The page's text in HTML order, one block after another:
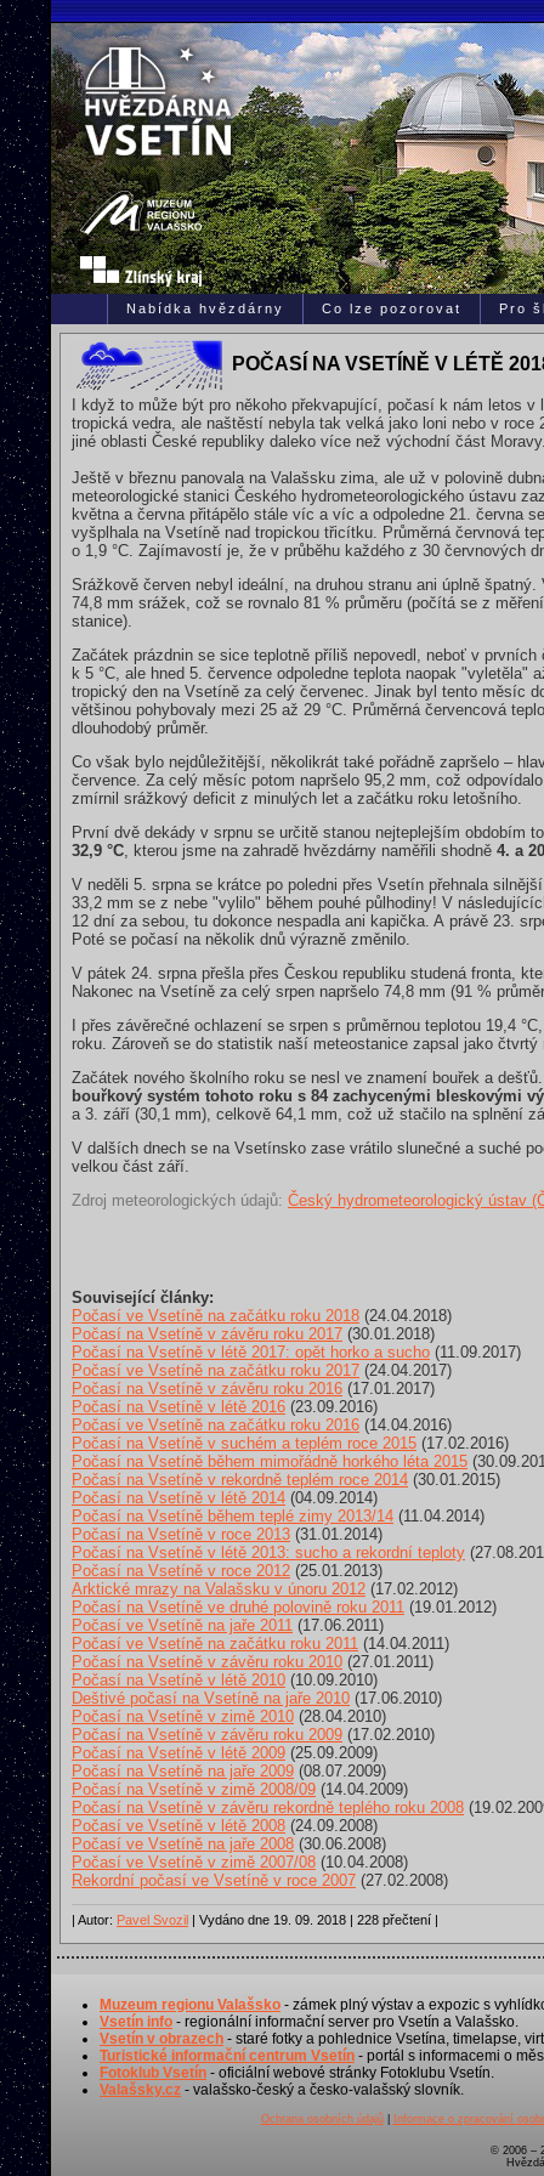
Nabídka hvězdárny Co lze pozorovat Pro
POČASÍ NA VSETÍNĚ V LÉTĚ
I když to může být pro někoho překvapující, počasí k nám letos
tropická vedra, ale naštěstí nebyla tak velká jako loni nebo v
jiné oblasti České republiky daleko více než východní část
Ještě v březnu panovala na Valašsku zima, ale už v polovině
meteorologické stanici Českého hydrometeorologického ústavu
května a června přitápělo stále víc a víc a odpoledne 21. června
vyšplhala na Vsetíně nad tropickou třicítku. Průměrná červnová
o 1,9 °C. Zajímavostí je, že v průběhu každého z 30 červnových
Srážkově červen nebyl ideální, na druhou stranu ani úplně
74,8 mm srážek, což se rovnalo 81 % průměru (počítá se z
stanice).
Začátek prázdnin se sice teplotně příliš nepovedl, neboť v
k 5 °C, ale hned 5. července odpoledne teplota naopak "vyletěla"
tropický den na Vsetíně za celý červenec. Jinak byl tento měsíc
většinou pohybovaly mezi 25 až 29 °C. Průměrná červencová
dlouhodobý průměr.
Co však bylo nejdůležitější, několikrát také pořádně zapršelo –
července. Za celý měsíc potom napršelo 95,2 mm, což
zmírnil srážkový deficit z minulých let a začátku roku letošního.
První dvě dekády v srpnu se určitě stanou nejteplejším obdobím
32,9 °C , kterou jsme na zahradě hvězdárny naměřili shodně 4. a
V neděli 5. srpna se krátce po poledni přes Vsetín přehnala
33,2 mm se z nebe "vylilo" během pouhé půlhodiny! V
12 dní za sebou, tu dokonce nespadla ani kapička. A právě 23.
Poté se počasí na několik dnů výrazně změnilo.
V pátek 24. srpna přešla přes Českou republiku studená fronta,
Nakonec na Vsetíně za celý srpen napršelo 74,8 mm (91 %
I přes závěrečné ochlazení se srpen s průměrnou teplotou 19,4
roku. Zároveň se do statistik naší meteostanice zapsal jako
Začátek nového školního roku se nesl ve znamení bouřek a
bouřkový systém tohoto roku s 84 zachycenými bleskovými
a 3. září (30,1 mm), celkově 64,1 mm, což už stačilo na splnění
V dalších dnech se na Vsetínsko zase vrátilo slunečné a suché
velkou část září.
Zdroj meteorologických údajů: Český hydrometeorologický ústav
Související články:
Počasí ve Vsetíně na začátku roku 2018 (24.04.2018)
Počasí na Vsetíně v závěru roku 2017 (30.01.2018)
Počasí na Vsetíně v létě 2017: opět horko a sucho (11.09.2017)
Počasí ve Vsetíně na začátku roku 2017 (24.04.2017)
Počasí na Vsetíně v závěru roku 2016 (17.01.2017)
Počasí na Vsetíně v létě 2016 (23.09.2016)
Počasí ve Vsetíně na začátku roku 2016 (14.04.2016)
Počasí na Vsetíně v suchém a teplém roce 2015 (17.02.2016)
Počasí na Vsetíně během mimořádně horkého léta 2015
Počasí na Vsetíně v rekordně teplém roce 2014 (30.01.2015)
Počasí na Vsetíně v létě 2014 (04.09.2014)
Počasí na Vsetíně během teplé zimy 2013/14 (11.04.2014)
Počasí na Vsetíně v roce 2013 (31.01.2014)
Počasí na Vsetíně v létě 2013: sucho a rekordní teploty
Počasí na Vsetíně v roce 2012 (25.01.2013)
Arktické mrazy na Valašsku v únoru 2012 (17.02.2012)
Počasí na Vsetíně ve druhé polovině roku 2011 (19.01.2012)
Počasí ve Vsetíně na jaře 2011 (17.06.2011)
Počasí ve Vsetíně na začátku roku 2011 (14.04.2011)
Počasí na Vsetíně v závěru roku 2010 (27.01.2011)
Počasí na Vsetíně v létě 2010 (10.09.2010)
Deštivé počasí na Vsetíně na jaře 2010 (17.06.2010)
Počasí na Vsetíně v zimě 2010 (28.04.2010)
Počasí na Vsetíně v závěru roku 2009 (17.02.2010)
Počasí na Vsetíně v létě 2009 (25.09.2009)
Počasí na Vsetíně na jaře 2009 (08.07.2009)
Počasí na Vsetíně v zimě 2008/09 (14.04.2009)
Počasí na Vsetíně v závěru rekordně teplého roku 2008
Počasí ve Vsetíně v létě 2008 (24.09.2008)
Počasí ve Vsetíně na jaře 2008 (30.06.2008)
Počasí ve Vsetíně v zimě 2007/08 (10.04.2008)
Rekordní počasí ve Vsetíně v roce 2007 (27.02.2008)
| Autor: Pavel Svozil | Vydáno dne 19. 09. 2018 | 228 přečtení |
Muzeum regionu Valašsko - zámek plný výstav a expozic s
Vsetín info - regionální informační server pro Vsetín a Valašsko.
Vsetín v obrazech - staré fotky a pohlednice Vsetína, timelapse,
Turistické informační centrum Vsetín - portál s informacemi o
Fotoklub Vsetín - oficiální webové stránky Fotoklubu Vsetín.
Valašsky.cz - valašsko-český a česko-valašský slovník.
Ochrana osobních údajů| Informace o zpracování
© 2006 –